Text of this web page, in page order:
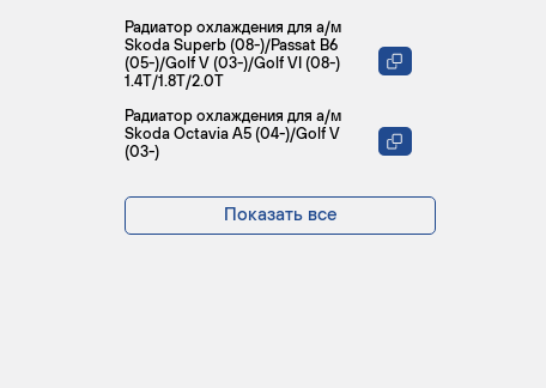
Радиатор охлаждения для а/м
Skoda Superb (08-)/Passat B6
(05-)/Golf V (03-)/Golf VI (08-)
1.4T/1.8T/2.0T
Радиатор охлаждения для а/м
Skoda Octavia A5 (04-)/Golf V
(03-)
Показать все